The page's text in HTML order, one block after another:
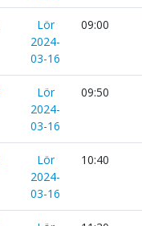
Lör
2024-
03-16
09:00
Lör
2024-
03-16
09:50
Lör
2024-
03-16
10:40